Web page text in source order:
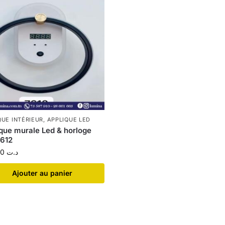
INTÉRIEUR, APPLIQUE LED
murale Led & horloge
د.ت
Ajouter au panier